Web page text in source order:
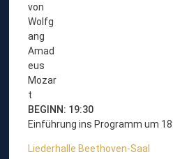
Ü
b
r
BEGINN: 19:30
Einführung ins Programm um
Liederhalle Beethoven-Saal